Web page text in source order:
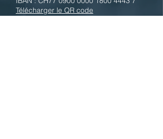
Télécharger le QR code